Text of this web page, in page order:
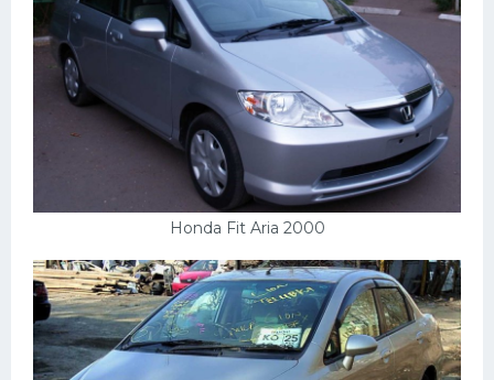
Honda Fit Aria 2000